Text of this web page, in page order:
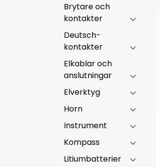
Brytare och
kontakter
Deutsch-
kontakter
Elkablar och
anslutningar
Elverktyg
Horn
Instrument
Kompass
Litiumbatterier